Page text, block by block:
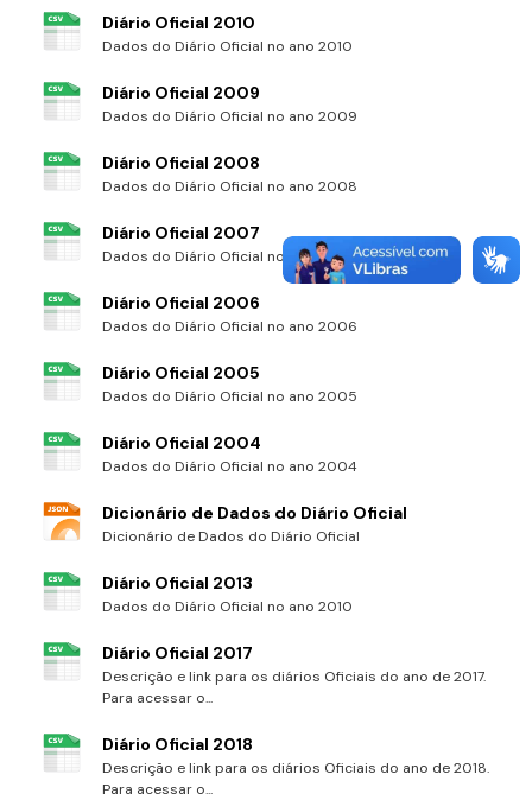
Diário Oficial 2010
Dados do Diário Oficial no ano 2010
Diário Oficial 2009
Dados do Diário Oficial no ano 2009
Diário Oficial 2008
Dados do Diário Oficial no ano 2008
Diário Oficial 2007
Dados do Diário Oficial no ano 2007
Diário Oficial 2006
Dados do Diário Oficial no ano 2006
Diário Oficial 2005
Dados do Diário Oficial no ano 2005
Diário Oficial 2004
Dados do Diário Oficial no ano 2004
Dicionário de Dados do Diário Oficial
Dicionário de Dados do Diário Oficial
Diário Oficial 2013
Dados do Diário Oficial no ano 2010
Diário Oficial 2017
Descrição e link para os diários Oficiais do ano de 2017.
Para acessar o...
Diário Oficial 2018
Descrição e link para os diários Oficiais do ano de 2018.
Para acessar o...